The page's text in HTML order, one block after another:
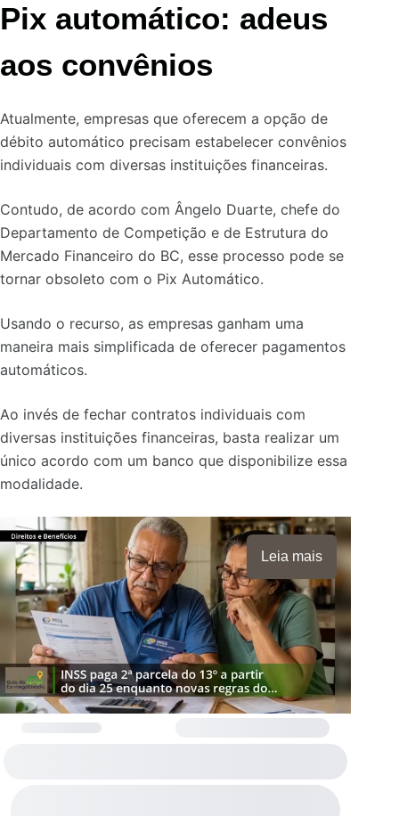
Pix automático: adeus
aos convênios
Atualmente, empresas que oferecem a opção de
débito automático precisam estabelecer convênios
individuais com diversas instituições financeiras.
Contudo, de acordo com Ângelo Duarte, chefe do
Departamento de Competição e de Estrutura do
Mercado Financeiro do BC, esse processo pode se
tornar obsoleto com o Pix Automático.
Usando o recurso, as empresas ganham uma
maneira mais simplificada de oferecer pagamentos
automáticos.
Ao invés de fechar contratos individuais com
diversas instituições financeiras, basta realizar um
único acordo com um banco que disponibilize essa
modalidade.
Leia mais